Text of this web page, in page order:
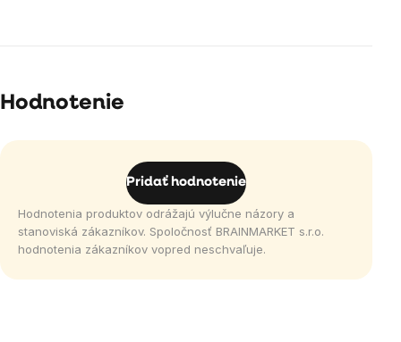
Hodnotenie
Pridať hodnotenie
Hodnotenia produktov odrážajú výlučne názory a
stanoviská zákazníkov. Spoločnosť BRAINMARKET s.r.o.
hodnotenia zákazníkov vopred neschvaľuje.